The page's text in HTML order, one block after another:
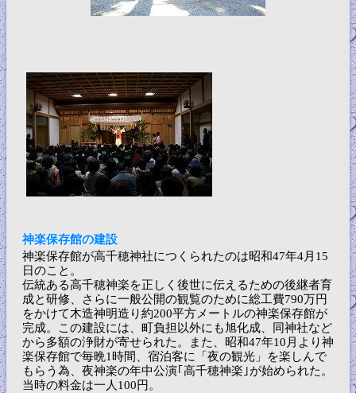
神楽保存館の建設
神楽保存館が高千穂神社につくられたのは昭和47年4月15
日のこと。
伝統ある高千穂神楽を正しく後世に伝えるための後継者育
成と研修、さらに一般公開の観覧のために総工費790万円
をかけて木造神明造り約200平方メートルの神楽保存館が
完成。この建設には、町負担以外にも旭化成、同神社など
から多額の浄財が寄せられた。また、昭和47年10月より神
楽保存館で毎晩1時間、宿泊客に「夜の観光」を楽しんで
もらう為、夜神楽の年中公演｢高千穂神楽｣が始められた。
当時の料金は一人100円。